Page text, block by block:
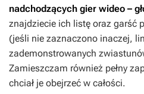
nadchodzących gier wideo –
znajdziecie ich listę oraz garść
(jeśli nie zaznaczono inaczej,
zademonstrowanych
Zamieszczam również pełny
chciał je obejrzeć w całości.